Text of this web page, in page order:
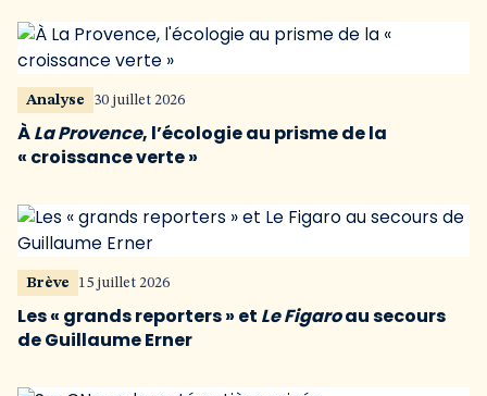
Analyse 30 juillet 2026
ÀLa Provence, l’écologie au prisme de la
« croissance verte »
Brève 15 juillet 2026
Les « grands reporters » et Le Figaroau secours
de Guillaume Erner